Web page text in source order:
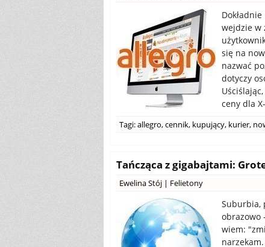
wejdzie w
się na
nazwać
dotyczy
ceny dla
Tagi:allegro,cennik, kupujący, kurier,
Tańcząca z gigabajtami:
Ewelina Stój | Felietony
Suburbia,
obrazowo
wiem: